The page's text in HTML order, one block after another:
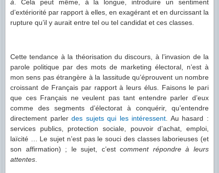
à . Cela peut même, à la longue, introduire un sentiment
d’extériorité par rapport à elles, en exagérant et en durcissant la
rupture qu’il y aurait entre tel ou tel candidat et ces classes.
Cette tendance à la théorisation du discours, à l’invasion de la
parole politique par des mots de marketing électoral, n’est à
mon sens pas étrangère à la lassitude qu’éprouvent un nombre
croissant de Français par rapport à leurs élus. Faisons le pari
que ces Français ne veulent pas tant entendre parler d’eux
comme des segments d’électorat à conquérir, qu’entendre
directement parlerdes sujets qui les intéressent . Au hasard :
services publics, protection sociale, pouvoir d’achat, emploi,
laïcité … Le sujet n’est pas le souci des classes laborieuses (et
son affirmation) ; le sujet, c’est comment répondre à leurs
attentes